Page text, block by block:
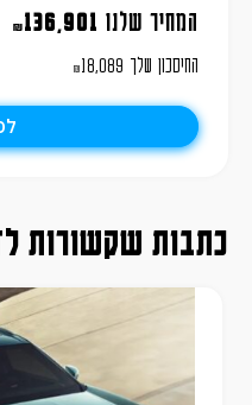
המחיר שלנו ₪136,901
החיסכון שלך ₪18,089
כתבות שקשורות